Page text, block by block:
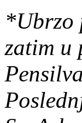
*Ubrzo
zatim u